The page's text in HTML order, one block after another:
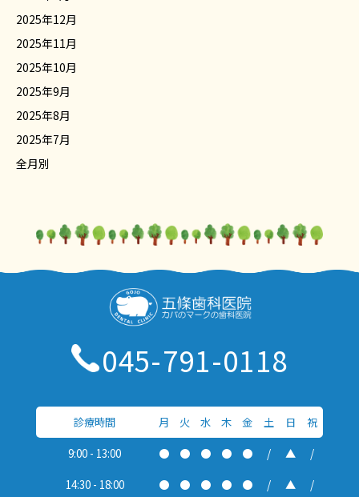
2025年12月
2025年11月
2025年10月
2025年9月
2025年8月
2025年7月
全月別
045-791-0118
診療時間 月 火 水 木 金 土 日 祝
9:00 - 13:00 ● ● ● ● ● / ▲ /
14:30 - 18:00 ● ● ● ● ● / ▲ /